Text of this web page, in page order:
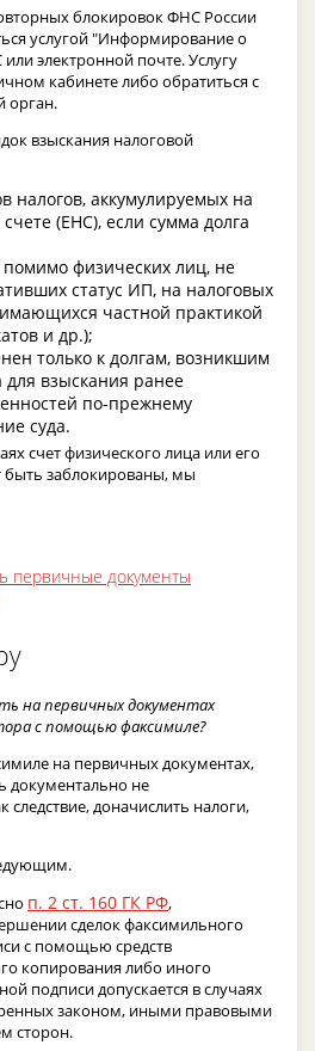
блокировок ФНС России
услугой "Информирование о
электронной почте. Услугу
кабинете либо обратиться с
орган.
взыскания налоговой
налогов, аккумулируемых на
(ЕНС), если сумма долга
помимо физических лиц, не
статус ИП, на налоговых
частной практикой
и др.);
только к долгам, возникшим
для взыскания ранее
по-прежнему
суда.
счет физического лица или его
быть заблокированы, мы
первичные документы
на первичных документах
с помощью факсимиле?
на первичных документах,
документально не
доначислить налоги,
п. 2 ст. 160 ГК РФ,
сделок факсимильного
с помощью средств
копирования либо иного
подписи допускается в случаях
законом, иными правовыми
сторон.